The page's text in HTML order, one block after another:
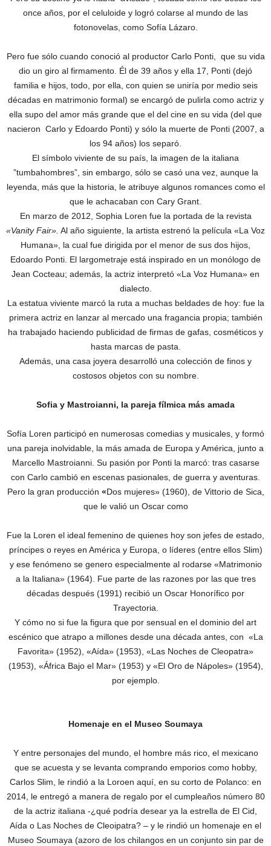
once años, por el celuloide y logró colarse al mundo de las
fotonovelas, como Sofía Lázaro.
Pero fue sólo cuando conoció al productor Carlo Ponti, que su vida
dio un giro al firmamento. Él de 39 años y ella 17, Ponti (dejó
familia e hijos, todo, por ella, con quien se uniría por medio seis
décadas en matrimonio formal) se encargó de pulirla como actriz y
ella supo del amor más grande que el del cine en su vida (del que
nacieron Carlo y Edoardo Ponti) y sólo la muerte de Ponti (2007, a
los 94 años) los separó.
El símbolo viviente de su país, la imagen de la italiana
”tumbahombres”, sin embargo, sólo se casó una vez, aunque la
leyenda, más que la historia, le atribuye algunos romances como el
que le achacaban con Cary Grant.
En marzo de 2012, Sophia Loren fue la portada de la revista
«Vanity Fair». Al año siguiente, la artista estrenó la película «La Voz
Humana», la cual fue dirigida por el menor de sus dos hijos,
Edoardo Ponti. El largometraje está inspirado en un monólogo de
Jean Cocteau; además, la actriz interpretó «La Voz Humana» en
dialecto.
La estatua viviente marcó la ruta a muchas beldades de hoy: fue la
primera actriz en lanzar al mercado una fragancia propia; también
ha trabajado haciendo publicidad de firmas de gafas, cosméticos y
hasta marcas de pasta.
Además, una casa joyera desarrolló una colección de finos y
costosos objetos con su nombre.
Sofia y Mastroianni, la pareja fílmica más amada
Sofía Loren participó en numerosas comedias y musicales, y formó
una pareja inolvidable, la más amada de Europa y América, junto a
Marcello Mastroianni. Su pasión por Ponti la marcó: tras casarse
con Carlo cambió en escenas pasionales, de guerra y aventuras.
Pero la gran producción «Dos mujeres» (1960), de Vittorio de Sica,
que le valió un Oscar como
Fue la Loren el ideal femenino de quienes hoy son jefes de estado,
príncipes o reyes en América y Europa, o líderes (entre ellos Slim)
y ese fenómeno se genero especialmente al rodarse «Matrimonio
a la Italiana» (1964). Fue parte de las razones por las que tres
décadas después (1991) recibió un Oscar Honorífico por
Trayectoria.
Y cómo no si fue la figura que por sensual en el dominio del art
escénico que atrapo a millones desde una década antes, con «La
Favorita» (1952), «Aída» (1953), «Las Noches de Cleopatra»
(1953), «África Bajo el Mar» (1953) y «El Oro de Nápoles» (1954),
por ejemplo.
Homenaje en el Museo Soumaya
Y entre personajes del mundo, el hombre más rico, el mexicano
que se acuesta y se levanta comprando emporios como hobby,
Carlos Slim, le rindió a la Loroen aquí, en su corto de Polanco: en
2014, le entregó a manera de regalo por el cumpleaños número 80
de la actriz italiana -¿qué podría desear ya la estrella de El Cid,
Aída o Las Noches de Cleoipatra? – y le rindió un homenaje en el
Museo Soumaya (azoro de los chilangos en un conjunto sin par de